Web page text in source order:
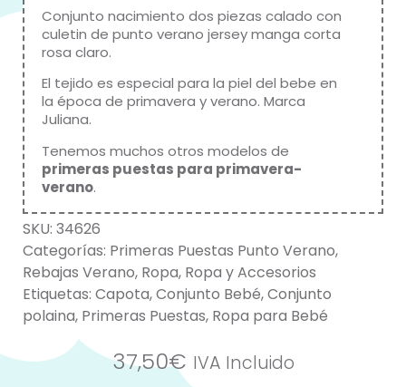
Conjunto nacimiento dos piezas calado con
culetin de punto verano jersey manga corta
rosa claro.
El tejido es especial para la piel del bebe en
la época de primavera y verano. Marca
Juliana.
Tenemos muchos otros modelos de
primeras puestas para primavera-
verano.
SKU: 34626
Categorías: Primeras Puestas Punto Verano,
Rebajas Verano, Ropa, Ropa y Accesorios
Etiquetas: Capota,Conjunto Bebé,Conjunto
polaina, Primeras Puestas, Ropa para Bebé
37,50€ IVA Incluido